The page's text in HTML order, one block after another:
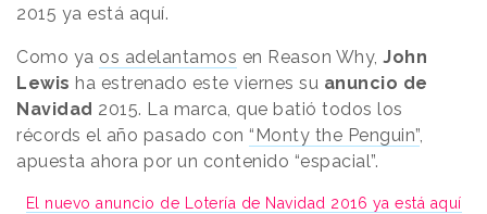
2015 ya está aquí.
Como ya os adelantamos en Reason Why, John
Lewis ha estrenado este viernes su anuncio de
Navidad 2015. La marca, que batió todos los
récords el año pasado con “Monty the Penguin”,
apuesta ahora por un contenido “espacial”.
El nuevo anuncio de Lotería de Navidad 2016 ya está aquí